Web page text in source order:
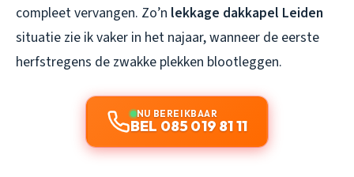
compleet vervangen. Zo’n lekkage dakkapel Leiden
situatie zie ik vaker in het najaar, wanneer de eerste
herfstregens de zwakke plekken blootleggen.
NU BEREIKBAAR
BEL 085 019 81 11